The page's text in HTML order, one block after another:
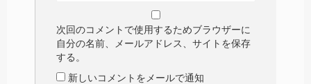
次回のコメントで使用するためブラウザーに
自分の名前、メールアドレス、サイトを保存
する。
新しいコメントをメールで通知